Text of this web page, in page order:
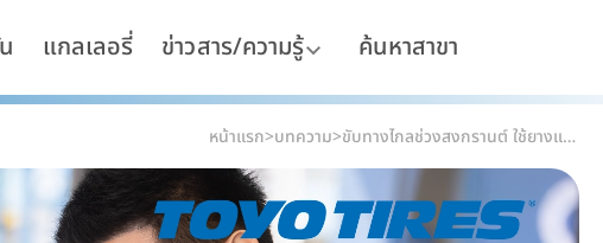
แกลเลอรี่ ข่าวสาร/ความรู้ ค้นหาสาขา
หน้าแรก>บทความ> ขับทางไกลช่วงสงกรานต์ ใช้ยางแบบไหนดี?